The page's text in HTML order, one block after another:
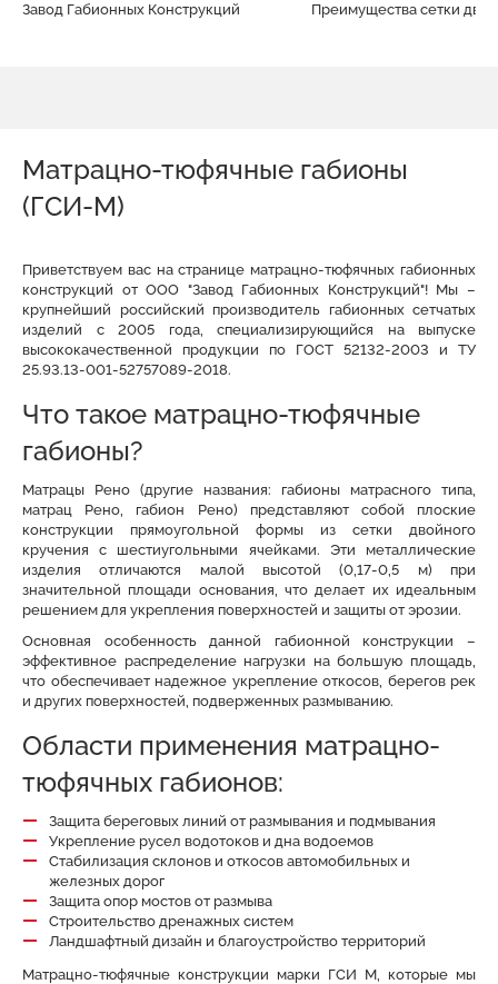
Завод Габионных Конструкций Преимущества сетки
Матрацно-тюфячные габионы
(ГСИ-М)
Приветствуем вас на странице матрацно-тюфячных габионных
конструкций от ООО "Завод Габионных Конструкций"! Мы –
крупнейший российский производитель габионных сетчатых
изделий с 2005 года, специализирующийся на выпуске
высококачественной продукции по ГОСТ 52132-2003 и ТУ
25.93.13-001-52757089-2018.
Что такое матрацно-тюфячные
габионы?
Матрацы Рено (другие названия: габионы матрасного типа,
матрац Рено, габион Рено) представляют собой плоские
конструкции прямоугольной формы из сетки двойного
кручения с шестиугольными ячейками. Эти металлические
изделия отличаются малой высотой (0,17-0,5 м) при
значительной площади основания, что делает их идеальным
решением для укрепления поверхностей и защиты от эрозии.
Основная особенность данной габионной конструкции –
эффективное распределение нагрузки на большую площадь,
что обеспечивает надежное укрепление откосов, берегов рек
и других поверхностей, подверженных размыванию.
Области применения матрацно-
тюфячных габионов:
Защита береговых линий от размывания и подмывания
Укрепление русел водотоков и дна водоемов
Стабилизация склонов и откосов автомобильных и
железных дорог
Защита опор мостов от размыва
Строительство дренажных систем
Ландшафтный дизайн и благоустройство территорий
Матрацно-тюфячные конструкции марки ГСИ М, которые мы